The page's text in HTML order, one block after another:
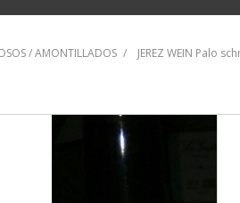
/ AMONTILLADOS JEREZ WEIN Palo